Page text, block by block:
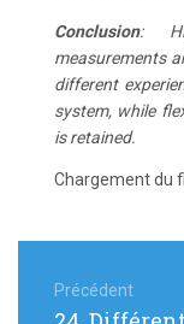
Conclusion:
measurements
different
system, while
is retained.
Chargement du
dePrécédent
Article